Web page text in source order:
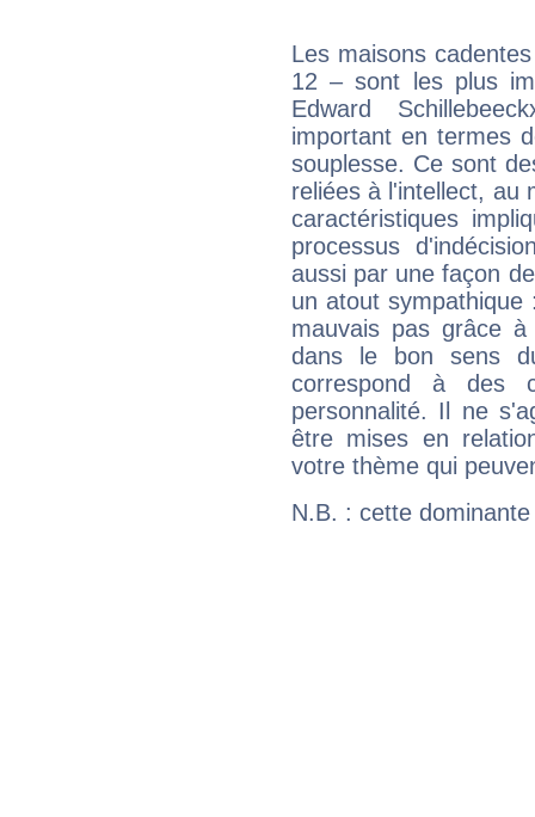
Les maisons
12 – sont les plus
Edward
important en termes
souplesse. Ce sont
reliées à l'intellect, au
caractéristiques
processus
aussi par une façon
un atout
mauvais pas grâce
dans le bon sens
correspond à des
personnalité. Il ne
être mises en
votre thème qui
N.B. : cette